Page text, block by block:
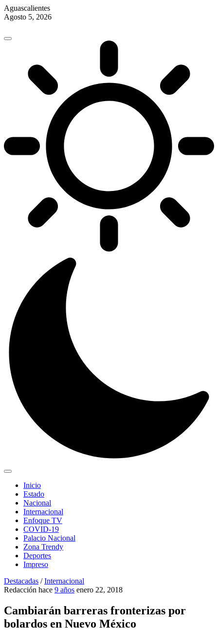
Aguascalientes
Agosto 5, 2026
content
Inicio
Estado
Nacional
Internacional
Enfoque TV
COVID-19
Palacio Nacional
Zona Trendy
Deportes
Impreso
Destacadas /Internacional
Redacción hace 9 años enero 22, 2018
Cambiarán barreras fronterizas por
bolardos en Nuevo México